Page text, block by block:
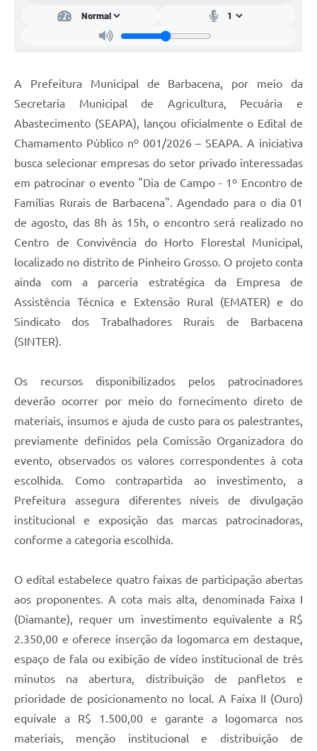
PNAB 2026 - Ciclo 2
Plano Diretor e Mobilidade Urbana
3º Jornada Empreendedora BQ
Festival Gastronômico
Emprega Barbacena
Regularização de bairros
Carta de Serviços
Arquivos para Download
Legislação
Telefones Úteis
Transparência
SIC
A Prefeitura Municipal de Barbacena, por meio da
Secretaria Municipal de Agricultura, Pecuária e
Abastecimento (SEAPA), lançou oficialmente o Edital de
Chamamento Público nº 001/2026 – SEAPA. A iniciativa
busca selecionar empresas do setor privado interessadas
em patrocinar o evento "Dia de Campo - 1º Encontro de
Famílias Rurais de Barbacena". Agendado para o dia 01
de agosto, das 8h às 15h, o encontro será realizado no
Centro de Convivência do Horto Florestal Municipal,
localizado no distrito de Pinheiro Grosso. O projeto conta
ainda com a parceria estratégica da Empresa de
Assistência Técnica e Extensão Rural (EMATER) e do
Sindicato dos Trabalhadores Rurais de Barbacena
(SINTER).
Os recursos disponibilizados pelos patrocinadores
deverão ocorrer por meio do fornecimento direto de
materiais, insumos e ajuda de custo para os palestrantes,
previamente definidos pela Comissão Organizadora do
evento, observados os valores correspondentes à cota
escolhida. Como contrapartida ao investimento, a
Prefeitura assegura diferentes níveis de divulgação
institucional e exposição das marcas patrocinadoras,
conforme a categoria escolhida.
O edital estabelece quatro faixas de participação abertas
aos proponentes. A cota mais alta, denominada Faixa I
(Diamante), requer um investimento equivalente a R$
2.350,00 e oferece inserção da logomarca em destaque,
espaço de fala ou exibição de vídeo institucional de três
minutos na abertura, distribuição de panfletos e
prioridade de posicionamento no local. A Faixa II (Ouro)
equivale a R$ 1.500,00 e garante a logomarca nos
materiais, menção institucional e distribuição de